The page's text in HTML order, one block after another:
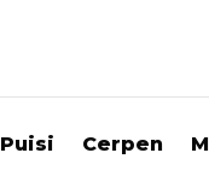
Puisi Cerpen